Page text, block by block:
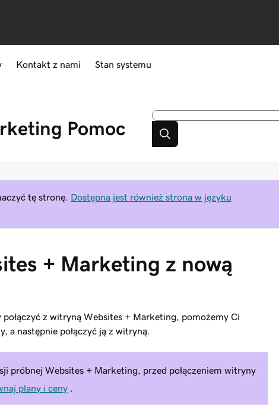
Kontakt z nami Stan systemu
Pomoc
tę stronę.
Dostępna jest również strona w języku
+ Marketing z nową
z witryną Websites + Marketing, pomożemy Ci
a następnie połączyć ją z witryną.
próbnej Websites + Marketing, przed połączeniem witryny
plany i ceny